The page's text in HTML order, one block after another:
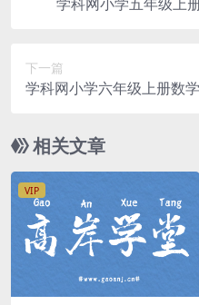
下一篇
学科网小学六年级上册数
相关文章
VIP